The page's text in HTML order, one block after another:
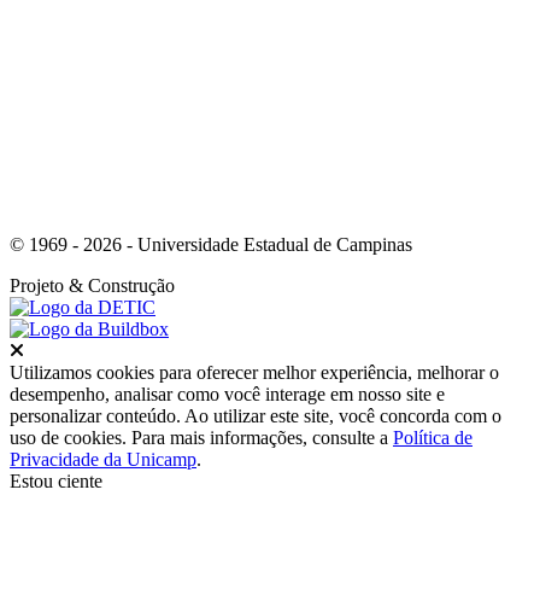
© 1969 - 2026 - Universidade Estadual de Campinas
Projeto & Construção
Utilizamos cookies para oferecer melhor experiência, melhorar o
desempenho, analisar como você interage em nosso site e
personalizar conteúdo. Ao utilizar este site, você concorda com o
uso de cookies. Para mais informações, consulte a Política de
Privacidade da Unicamp.
Estou ciente